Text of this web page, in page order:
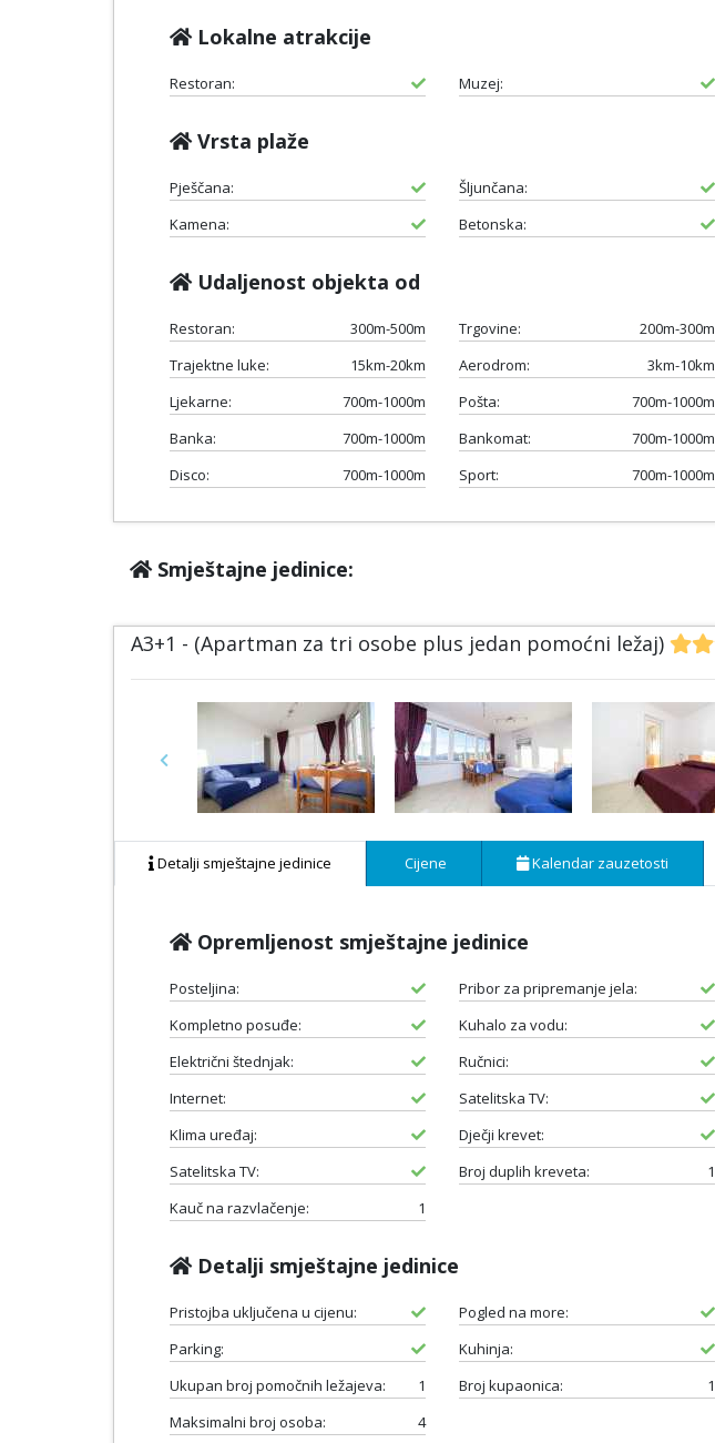
Lokalne atrakcije
Restoran: Muzej:
Vrsta plaže
Pješčana: Šljunčana:
Kamena:
Betonska:
Udaljenost objekta od
Restoran: 300m-500m Trgovine: 200m-300m
Trajektne luke:
15km-20km Aerodrom: 3km-10km
Ljekarne:
700m-1000m Pošta: 700m-1000m
Banka:
700m-1000m Bankomat: 700m-1000m
Disco:
700m-1000m Sport: 700m-1000m
Smještajne jedinice:
A3+1 - (Apartman za tri osobe plus jedan pomoćni ležaj)
Previous
Detalji smještajne jedinice Cijene Kalendar zauzetosti
Opremljenost smještajne jedinice
Posteljina: Pribor za pripremanje jela:
Kompletno posuđe:
Kuhalo za vodu:
Električni štednjak:
Ručnici:
Internet:
Satelitska TV:
Klima uređaj:
Dječji krevet:
Satelitska TV:
Broj duplih kreveta: 1
Kauč na razvlačenje:
1
Detalji smještajne jedinice
Pristojba uključena u cijenu: Pogled na more:
Parking:
Kuhinja:
Ukupan broj pomočnih ležajeva:
1 Broj kupaonica: 1
Maksimalni broj osoba:
4